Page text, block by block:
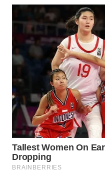
MANDALIKA
WN
LIKUPANG
WN
LABUANBAJO
WN
BORNEO
Wahana